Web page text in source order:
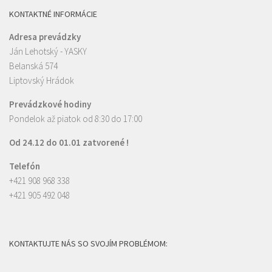
KONTAKTNÉ INFORMÁCIE
Adresa prevádzky
Ján Lehotský - YASKY
Belanská 574
Liptovský Hrádok
Prevádzkové hodiny
Pondelok až piatok od 8:30 do 17:00
Od 24.12 do 01.01 zatvorené !
Telefón
+421 908 968 338
+421 905 492 048
KONTAKTUJTE NÁS SO SVOJÍM PROBLÉMOM: